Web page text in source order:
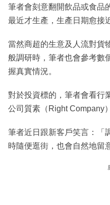
筆者會刻意翻開飲品或食品
最近才生產，生產日期愈接
當然商超的生意及人流對貨
般調研時，筆者也會參考數
握真實情況。
對於投資標的，筆者會看行
公司質素（Right Company
筆者近日跟新客戶笑言：「
時隨便逛街，也會自然地留